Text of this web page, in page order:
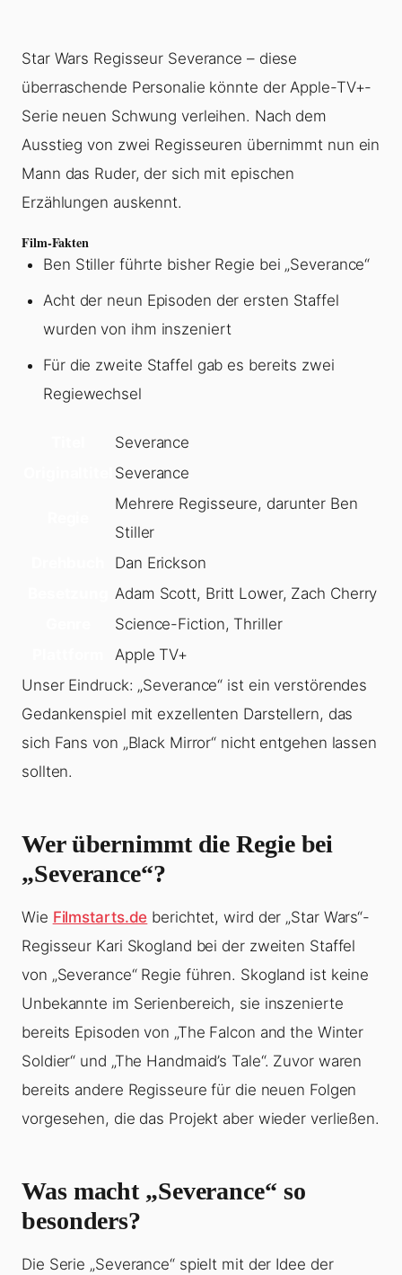
Star Wars Regisseur Severance – diese
überraschende Personalie könnte der Apple-TV+-
Serie neuen Schwung verleihen. Nach dem
Ausstieg von zwei Regisseuren übernimmt nun ein
Mann das Ruder, der sich mit epischen
Erzählungen auskennt.
Film-Fakten
Ben Stiller führte bisher Regie bei „Severance“
Acht der neun Episoden der ersten Staffel
wurden von ihm inszeniert
Für die zweite Staffel gab es bereits zwei
Regiewechsel
Severance
Severance
Mehrere Regisseure, darunter Ben
Stiller
Dan Erickson
Adam Scott, Britt Lower, Zach Cherry
Science-Fiction, Thriller
Apple TV+
Unser Eindruck: „Severance“ ist ein verstörendes
Gedankenspiel mit exzellenten Darstellern, das
sich Fans von „Black Mirror“ nicht entgehen lassen
sollten.
Wer übernimmt die Regie bei
„Severance“?
Wie Filmstarts.de berichtet, wird der „Star Wars“-
Regisseur Kari Skogland bei der zweiten Staffel
von „Severance“ Regie führen. Skogland ist keine
Unbekannte im Serienbereich, sie inszenierte
bereits Episoden von „The Falcon and the Winter
Soldier“ und „The Handmaid’s Tale“. Zuvor waren
bereits andere Regisseure für die neuen Folgen
vorgesehen, die das Projekt aber wieder verließen.
Was macht „Severance“ so
besonders?
Die Serie „Severance“ spielt mit der Idee der